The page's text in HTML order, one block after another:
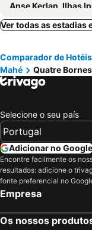
Anse Kerlan, Ilhas
Côte d'Or, Ilhas
Anse Intendance, Ilhas
Baie Ste. Anne, Ilhas
Anse à la Mouche, Ilhas
Beau Vallon, Ilhas
Baie Lazare, Ilhas
Bel Ombre, Ilhas
La Passe, Ilhas Inner
Victoria, Ilhas Inner
Ver todas as estadias
Comparador de Hotéis
Mahé
Quatre Bornes
Selecione o seu país
Adicionar no Google
Encontre facilmente os
resultados: adicione o
fonte preferencial no
Empresa
Os nossos